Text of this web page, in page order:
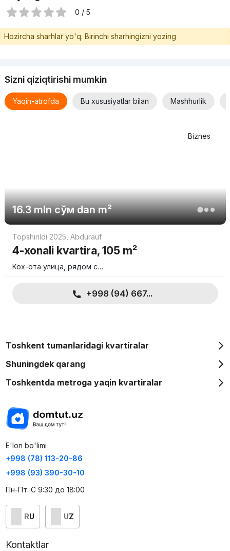
0 / 5
Hozircha sharhlar yo'q. Birinchi sharhingizni yozing
Sizni qiziqtirishi mumkin
Yaqin-atrofda Bu xususiyatlar bilan Mashhurlik
Biznes
16.3 mln сўмdan m²
Topshirildi 2025 Abdurauf
4-xonali kvartira, 105 m²
Кох-ота улица, рядом с…
+998 (94) 667...
Toshkent tumanlaridagi kvartiralar
Shuningdek qarang
Toshkentda metroga yaqin kvartiralar
E'lon bo'limi
+998 (78) 113-20-86
+998 (93) 390-30-10
Пн-Пт. С 9:30 до 18:00
RU UZ
Kontaktlar